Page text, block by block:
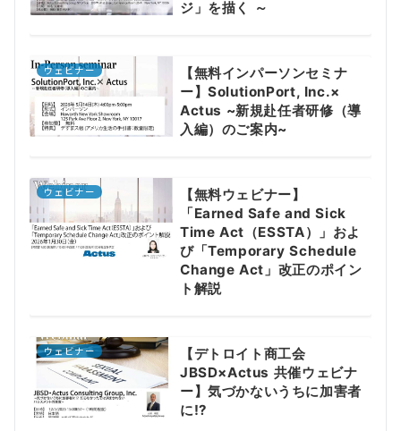
ジ」を描く ～
ウェビナー
【無料インパーソンセミナ
ー】SolutionPort, Inc.×
Actus ~新規赴任者研修（導
入編）のご案内~
ウェビナー
【無料ウェビナー】
「Earned Safe and Sick
Time Act（ESSTA）」およ
び「Temporary Schedule
Change Act」改正のポイン
ト解説
ウェビナー
【デトロイト商工会
JBSD×Actus 共催ウェビナ
ー】気づかないうちに加害者
に⁉